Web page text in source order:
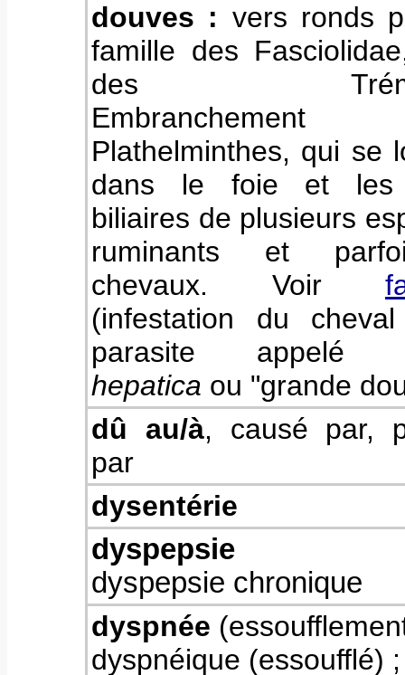
douves : vers ronds
famille des
des
Plathelminthes, qui se
dans le foie et les
biliaires de plusieurs
ruminants et
chevaux. Voir
(infestation du
parasite appelé
hepatica ou "grande
dû au/à, causé par,
par
dysentérie
dyspepsie
dyspepsie chronique
dyspnée
dyspnéique (essoufflé)